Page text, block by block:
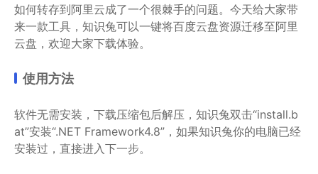
如何转存到阿里云成了一个很棘手的问题。 今天给大家带
来一款工具，知识兔可以一键将百度云盘资源迁移至阿里
云盘，欢迎大家下载体验。
使用方法
软件无需安装，下载压缩包后解压，知识兔双击“install.b
at”安装“.NET Framework4.8”，如果知识兔你的电脑已经
安装过，直接进入下一步。